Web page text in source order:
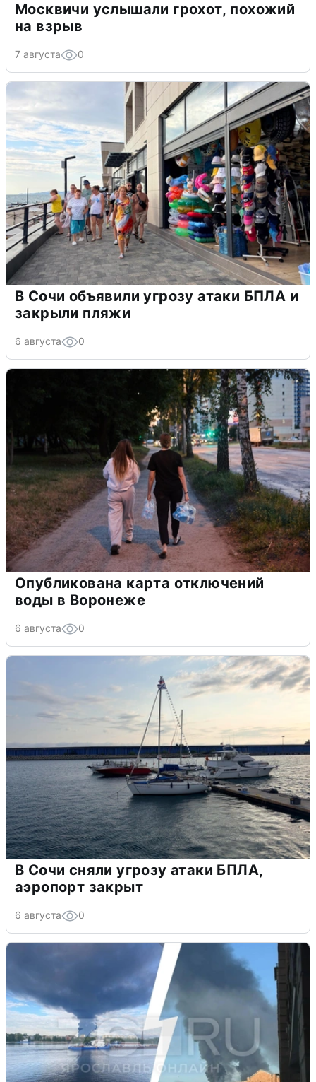
Москвичи услышали грохот, похожий
на взрыв
7 августа 0
В Сочи объявили угрозу атаки БПЛА и
закрыли пляжи
6 августа 0
Опубликована карта отключений
воды в Воронеже
6 августа 0
В Сочи сняли угрозу атаки БПЛА,
аэропорт закрыт
6 августа 0